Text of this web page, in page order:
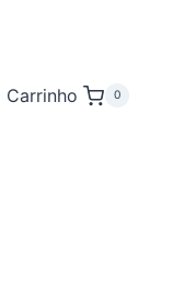
Carrinho 0